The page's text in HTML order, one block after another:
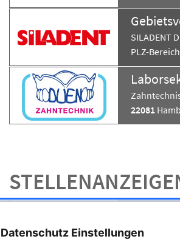
SILADENT
PLZ-
22081
Datenschutz Einstellungen